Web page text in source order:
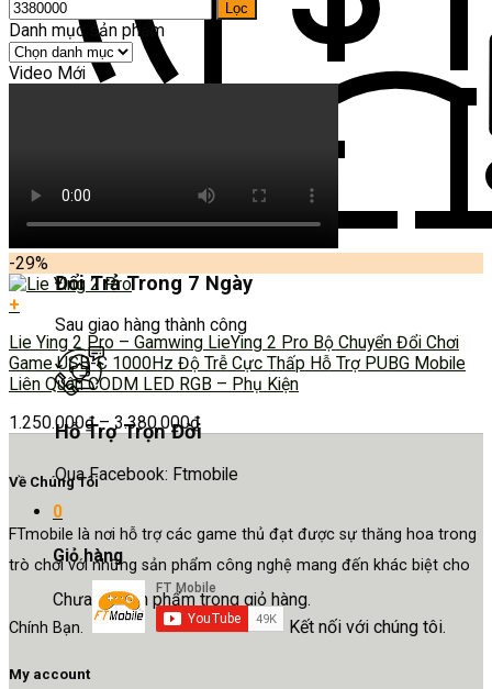
Đổi Trả Trong 7 Ngày
Sau giao hàng thành công
Hỗ Trợ Trọn Đời
Qua Facebook: Ftmobile
0
Giỏ hàng
Chưa có sản phẩm trong giỏ hàng.
Lọc
Danh mục sản phẩm
Video Mới
-29%
+
Lie Ying 2 Pro – Gamwing LieYing 2 Pro Bộ Chuyển Đổi Chơi
Game USB-C 1000Hz Độ Trễ Cực Thấp Hỗ Trợ PUBG Mobile
Liên Quân CODM LED RGB – Phụ Kiện
1.250.000₫–3.380.000₫
Về Chúng Tôi
FTmobile là nơi hỗ trợ các game thủ đạt được sự thăng hoa trong
trò chơi với những sản phẩm công nghệ mang đến khác biệt cho
Chính Bạn. Kết nối với chúng tôi.
My account